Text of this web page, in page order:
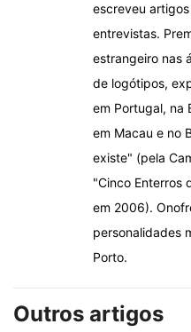
escreveu
entrevistas.
estrangeiro nas
de logótipos,
em Portugal, na
em Macau e no
existe" (pela
"Cinco Enterros
em 2006).
personalidades
Porto.
Outros artigos